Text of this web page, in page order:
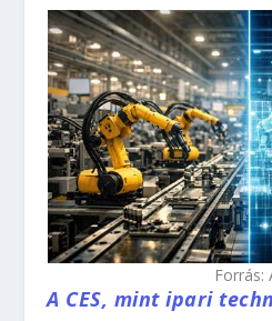
Forrás:
A CES, mint ipari